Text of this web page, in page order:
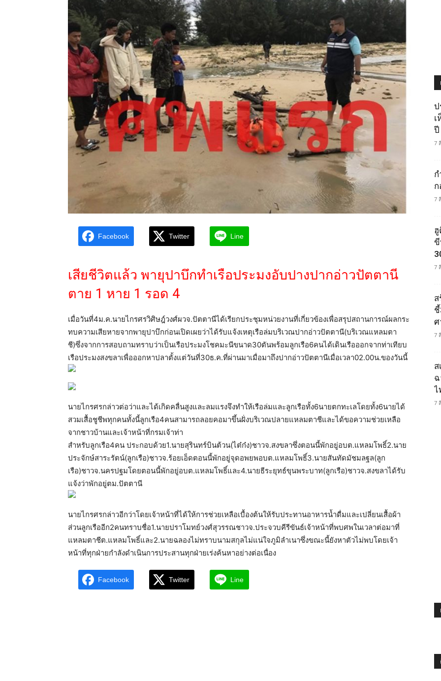
Facebook Twitter Line
เสียชีวิตแล้ว พายุปาบึกทำเรือประมงอับปางปากอ่าวปัตตานี
ตาย 1 หาย 1 รอด 4
เมื่อวันที่4ม.ค.นายไกรศรวิศิษฎ์วงศ์ผวจ.ปัตตานีได้เรียกประชุมหน่วยงานที่เกี่ยวข้องเพื่อสรุปสถานการณ์ผลกระ
ทบความเสียหายจากพายุปาบึกก่อนเปิดเผยว่าได้รับแจ้งเหตุเรือล่มบริเวณปากอ่าวปัตตานี(บริเวณแหลมตา
ชี)ซึ่งจากการสอบถามทราบว่าเป็นเรือประมงโชคมะนีขนาด30ตันพร้อมลูกเรือ6คนได้เดินเรือออกจากท่าเทียบ
เรือประมงสงขลาเพื่อออกหาปลาตั้งแต่วันที่30ธ.ค.ที่ผ่านมาเมื่อมาถึงปากอ่าวปัตตานีเมื่อเวลา02.00น.ของวันนี้
นายไกรศรกล่าวต่อว่าและได้เกิดคลื่นสูงและลมแรงจึงทำให้เรือล่มและลูกเรือทั้ง6นายตกทะเลโดยทั้ง6นายได้
สวมเสื้อชูชีพทุกคนทั้งนี้ลูกเรือ4คนสามารถลอยคอมาขึ้นฝั่งบริเวณปลายแหลมตาชีและได้ขอความช่วยเหลือ
จากชาวบ้านและเจ้าหน้าที่กรมเจ้าท่า
สำหรับลูกเรือ4คน ประกอบด้วย1.นายสุรินทร์บินต้วน(ไต๋ก๋ง)ชาวจ.สงขลาซึ่งตอนนี้พักอยู่อบต.แหลมโพธิ์2.นาย
ประจักษ์สาระรัตน์(ลูกเรือ)ชาวจ.ร้อยเอ็ดตอนนี้พักอยู่จุดอพยพอบต.แหลมโพธิ์3.นายสันทัดมัชมลฐล(ลูก
เรือ)ชาวจ.นครปฐมโดยตอนนี้พักอยู่อบต.แหลมโพธิ์และ4.นายธีระยุทธ์ขุนพระบาท(ลูกเรือ)ชาวจ.สงขลาได้รับ
แจ้งว่าพักอยู่ตม.ปัตตานี
นายไกรศรกล่าวอีกว่าโดยเจ้าหน้าที่ได้ให้การช่วยเหลือเบื้องต้นให้รับประทานอาหารน้ำดื่มและเปลี่ยนเสื้อผ้า
ส่วนลูกเรืออีก2คนทราบชื่อ1.นายปราโมทย์วงศ์สุวรรณชาวจ.ประจวบคีรีขันธ์เจ้าหน้าที่พบศพในเวลาต่อมาที่
แหลมตาชีต.แหลมโพธิ์และ2.นายฉลองไม่ทราบนามสกุลไม่แน่ใจภูมิลำเนาซึ่งขณะนี้ยังหาตัวไม่พบโดยเจ้า
หน้าที่ทุกฝ่ายกำลังดำเนินการประสานทุกฝ่ายเร่งค้นหาอย่างต่อเนื่อง
Facebook Twitter Line
ป
ปี
7
7
ขี
7
ศ
7
ส
ไ
7